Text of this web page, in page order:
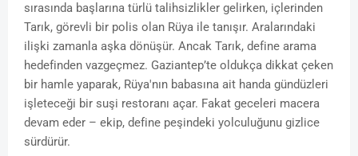
sırasında başlarına türlü talihsizlikler gelirken, içlerinden
Tarık, görevli bir polis olan Rüya ile tanışır. Aralarındaki
ilişki zamanla aşka dönüşür. Ancak Tarık, define arama
hedefinden vazgeçmez. Gaziantep’te oldukça dikkat çeken
bir hamle yaparak, Rüya'nın babasına ait handa gündüzleri
işleteceği bir suşi restoranı açar. Fakat geceleri macera
devam eder – ekip, define peşindeki yolculuğunu gizlice
sürdürür.